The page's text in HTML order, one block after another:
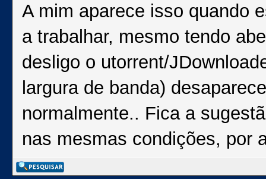
A mim aparece isso quando
a trabalhar, mesmo tendo
desligo o utorrent/
largura de banda)
normalmente.. Fica a
nas mesmas condições, por